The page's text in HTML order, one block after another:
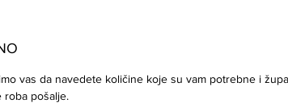
vas da navedete količine koje su vam potrebne i
roba pošalje.